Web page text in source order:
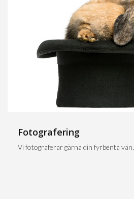
Fotografering
Vi fotograferar gärna din fyrbenta vän.